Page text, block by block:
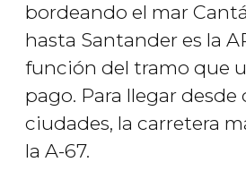
bordeando el mar
hasta Santander es la
función del tramo que
pago. Para llegar desde
ciudades, la carretera
la A-67.